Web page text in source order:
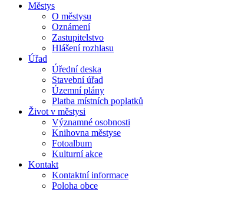
Městys
O městysu
Oznámení
Zastupitelstvo
Hlášení rozhlasu
Úřad
Úřední deska
Stavební úřad
Územní plány
Platba místních poplatků
Život v městysi
Významné osobnosti
Knihovna městyse
Fotoalbum
Kulturní akce
Kontakt
Kontaktní informace
Poloha obce